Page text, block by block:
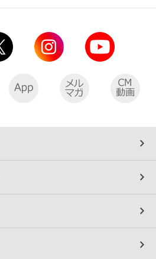
定）
ング（店舗限定）
ェアリング（店舗限定）
エクボクローク」（店舗限定）
店舗限定）